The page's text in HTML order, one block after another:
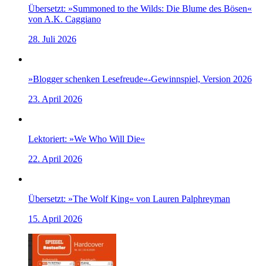
Übersetzt: »Summoned to the Wilds: Die Blume des Bösen«
von A.K. Caggiano
28. Juli 2026
»Blogger schenken Lesefreude«-Gewinnspiel, Version 2026
23. April 2026
Lektoriert: »We Who Will Die«
22. April 2026
Übersetzt: »The Wolf King« von Lauren Palphreyman
15. April 2026